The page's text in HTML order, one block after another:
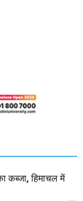
कब्जा, हिमाचल में